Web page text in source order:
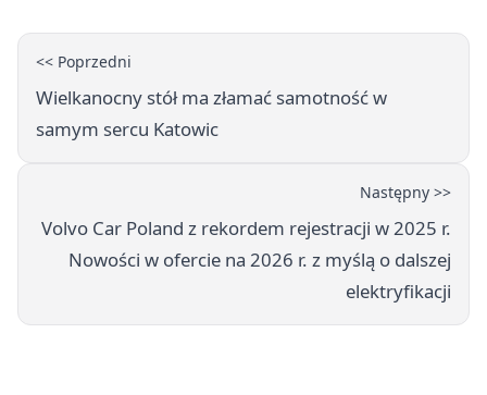
<< Poprzedni
Wielkanocny stół ma złamać samotność w
samym sercu Katowic
Następny >>
Volvo Car Poland z rekordem rejestracji w 2025 r.
Nowości w ofercie na 2026 r. z myślą o dalszej
elektryfikacji